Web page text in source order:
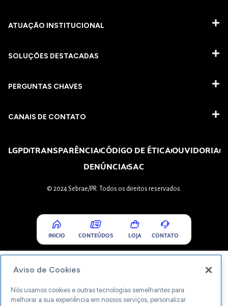
ATUAÇÃO INSTITUCIONAL
SOLUÇÕES DESTACADAS
PERGUNTAS CHAVES​
CANAIS DE CONTATO
LGPDTRANSPARÊNCIACÓDIGO DE ÉTICAOUVIDORIA
DENÚNCIASAC
© 2024 Sebrae/PR. Todos os direitos reservados.
INICIO CONTEÚDOS LOJA CONTATO
Aviso de Cookies
Nós usamos cookies e outras tecnologias semelhantes para
melhorar a sua experiência em nossos serviços, personalizar